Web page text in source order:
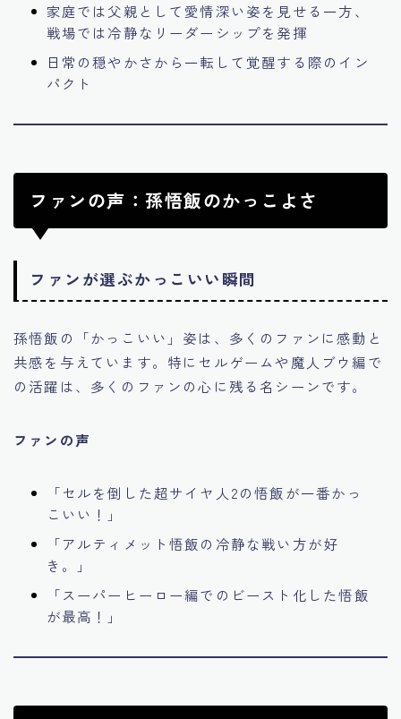
家庭では父親として愛情深い姿を見せる一方、
戦場では冷静なリーダーシップを発揮
日常の穏やかさから一転して覚醒する際のイン
パクト
ファンの声：孫悟飯のかっこよさ
ファンが選ぶかっこいい瞬間
孫悟飯の「かっこいい」姿は、多くのファンに感動と
共感を与えています。特にセルゲームや魔人ブウ編で
の活躍は、多くのファンの心に残る名シーンです。
ファンの声
「セルを倒した超サイヤ人2の悟飯が一番かっ
こいい！」
「アルティメット悟飯の冷静な戦い方が好
き。」
「スーパーヒーロー編でのビースト化した悟飯
が最高！」